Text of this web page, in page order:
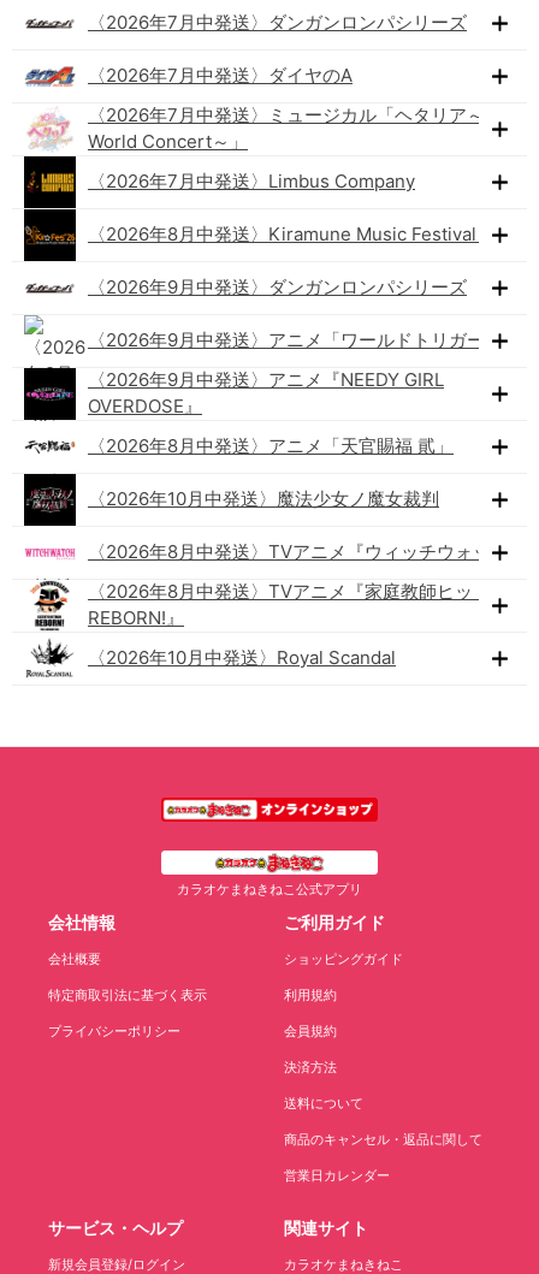
〈2026年7月中発送〉ダンガンロンパシリーズ
〈2026年7月中発送〉ダイヤのA
〈2026年7月中発送〉ミュージカル「ヘタリア～The
World Concert～」
〈2026年7月中発送〉Limbus Company
〈2026年8月中発送〉Kiramune Music Festival 2026
〈2026年9月中発送〉ダンガンロンパシリーズ
〈2026年9月中発送〉アニメ「ワールドトリガー」
〈2026年9月中発送〉アニメ『NEEDY GIRL
OVERDOSE』
〈2026年8月中発送〉アニメ「天官賜福 貮」
〈2026年10月中発送〉魔法少女ノ魔女裁判
〈2026年8月中発送〉TVアニメ『ウィッチウォッチ』
〈2026年8月中発送〉TVアニメ『家庭教師ヒットマン
REBORN!』
〈2026年10月中発送〉Royal Scandal
カラオケまねきねこ公式アプリ
会社情報
会社概要
特定商取引法に基づく表示
プライバシーポリシー
ご利用ガイド
ショッピングガイド
利用規約
会員規約
決済方法
送料について
商品のキャンセル・返品に関して
営業日カレンダー
サービス・ヘルプ
新規会員登録/ログイン
関連サイト
カラオケまねきねこ